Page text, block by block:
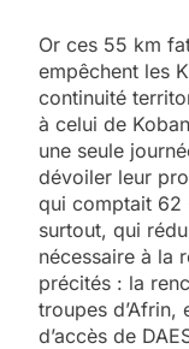
Or ces 55 km
empêchent les
continuité
à celui de
une seule
dévoiler leur
qui comptait 62
surtout, qui
nécessaire à la
précités : la
troupes
d’accès de